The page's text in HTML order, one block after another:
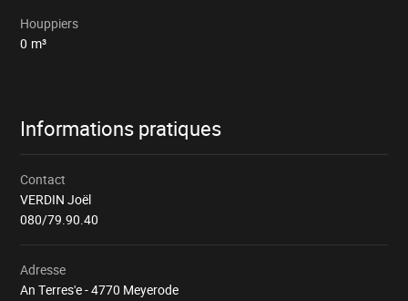
Houppiers
0 m³
Informations pratiques
Contact
VERDIN Joël
080/79.90.40
Adresse
An Terres'e - 4770 Meyerode